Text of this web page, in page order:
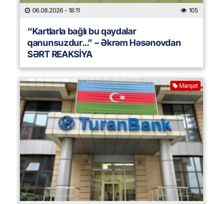
06.08.2026 - 18:11 105
“Kartlarla bağlı bu qaydalar
qanunsuzdur…” – Əkrəm Həsənovdan
SƏRT REAKSİYA
Manşet